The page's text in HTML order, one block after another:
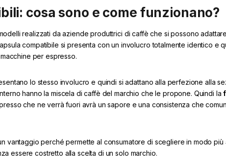
cosa sono e come funzionano?
realizzati da aziende produttrici di caffè che si possono
compatibile si presenta con un involucro totalmente identico e
per espresso.
lo stesso involucro e quindi si adattano alla perfezione alla
hanno la miscela di caffè del marchio che le propone. Quindi la
che ne verrà fuori avrà un sapore e una consistenza che
vantaggio perché permette al consumatore di scegliere in modo
essere costretto alla scelta di un solo marchio.